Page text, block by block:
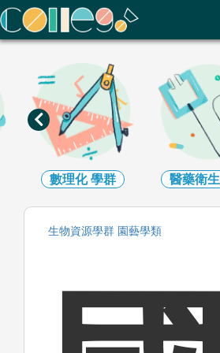
ColleGo! 大學選才與高中育才輔助系統
數理化學群 醫藥衛生
生物資源學群 園藝學類